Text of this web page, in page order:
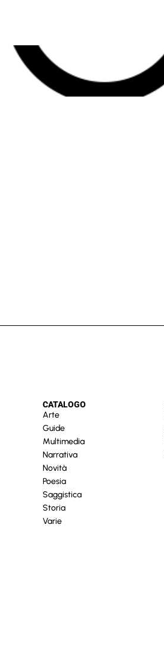
CATALOGO
Arte
Guide
Multimedia
Narrativa
Novità
Poesia
Saggistica
Storia
Varie